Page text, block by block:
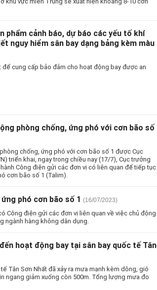
phẩm cảnh báo, dự báo các yếu tố khí
nguy hiểm sân bay dạng bảng kèm màu
cung cấp bảo đảm cho hoạt động bay được an
phòng chống, ứng phó với cơn bão số
chống, ứng phó với cơn bão số 1 được Cục
triển khai, ngay trong chiều nay (17/7), Cục trưởng
Công điện gửi các đơn vị có liên quan để tiếp tục
cơn bão số 1 (Talim).
phó cơn bão số 1 (16/07/2023)
Công điện gửi các đơn vị liên quan về việc chủ động
ngành hàng không dân dụng.
hoạt động bay tại sân bay quốc tế Tân
Tân Sơn Nhất đã xảy ra mưa mạnh kèm dông, gió
ngang giảm xuống còn 500m. Tổng lượng mưa đo